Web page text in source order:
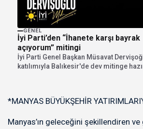
GENEL
İyi Parti’den “İhanete karşı bayrak
açıyorum” mitingi
İyi Parti Genel Başkan Müsavat
katılımıyla Balıkesir'de dev mitinge
*MANYAS BÜYÜKŞEHİR
Manyas’ın geleceğini şekillendiren